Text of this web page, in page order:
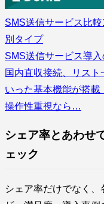
SMS送信サービス比
別タイプ
SMS送信サービス導
国内直収接続、リス
いった基本機能が搭載
操作性重視なら…
シェア率とあわせ
ェック
シェア率だけでなく